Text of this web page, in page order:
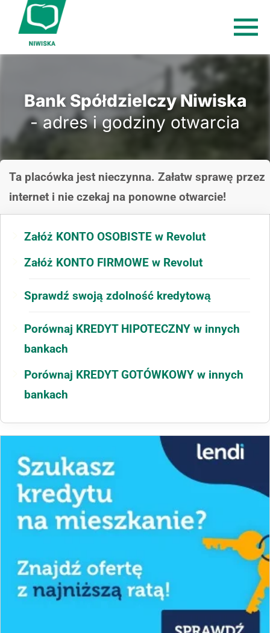
Bank Spółdzielczy Niwiska
- adres i godziny otwarcia
Ta placówka jest nieczynna. Załatw sprawę przez
internet i nie czekaj na ponowne otwarcie!
Załóż KONTO OSOBISTE w Revolut
Załóż KONTO FIRMOWE w Revolut
Sprawdź swoją zdolność kredytową
Porównaj KREDYT HIPOTECZNY w innych
bankach
Porównaj KREDYT GOTÓWKOWY w innych
bankach